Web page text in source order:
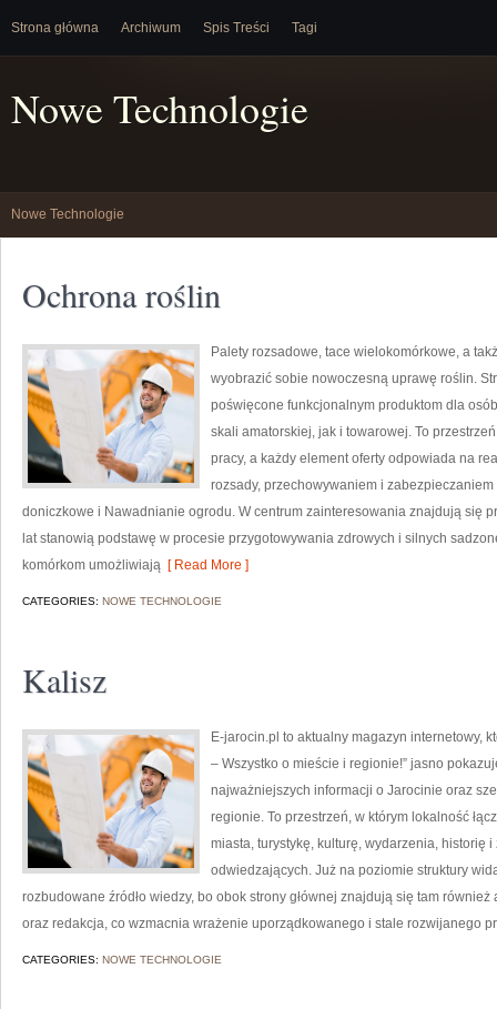
Strona główna Archiwum Spis Treści Tagi
Nowe Technologie
Nowe Technologie
Ochrona roślin
Palety rozsadowe, tace wielokomórkowe, a
wyobrazić sobie nowoczesną uprawę roślin.
poświęcone funkcjonalnym produktom dla
skali amatorskiej, jak i towarowej. To
pracy, a każdy element oferty odpowiada na
rozsady, przechowywaniem i
doniczkowe i Nawadnianie ogrodu. W centrum zainteresowania znajdują się
lat stanowią podstawę w procesie przygotowywania zdrowych i silnych
komórkom umożliwiają [ Read More ]
CATEGORIES: NOWE TECHNOLOGIE
Kalisz
E-jarocin.pl to aktualny magazyn internetowy,
– Wszystko o mieście i regionie!” jasno
najważniejszych informacji o Jarocinie oraz
regionie. To przestrzeń, w którym lokalność
miasta, turystykę, kulturę, wydarzenia, historię
odwiedzających. Już na poziomie struktury
rozbudowane źródło wiedzy, bo obok strony głównej znajdują się tam
oraz redakcja, co wzmacnia wrażenie uporządkowanego i stale rozwijanego
CATEGORIES: NOWE TECHNOLOGIE